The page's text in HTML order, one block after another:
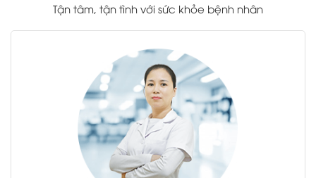
Tận tâm, tận tình với sức khỏe bệnh nhân